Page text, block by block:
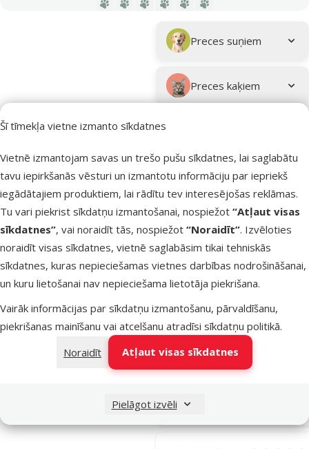
Šī tīmekļa vietne izmanto sīkdatnes
Vietnē izmantojam savas un trešo pušu sīkdatnes, lai saglabātu
tavu iepirkšanās vēsturi un izmantotu informāciju par iepriekš
iegādātajiem produktiem, lai rādītu tev interesējošas reklāmas.
Tu vari piekrist sīkdatņu izmantošanai, nospiežot “Atļaut visas
sīkdatnes”, vai noraidīt tās, nospiežot “Noraidīt”. Izvēloties
noraidīt visas sīkdatnes, vietnē saglabāsim tikai tehniskās
sīkdatnes, kuras nepieciešamas vietnes darbības nodrošināšanai,
un kuru lietošanai nav nepieciešama lietotāja piekrišana.
Vairāk informācijas par sīkdatņu izmantošanu, pārvaldīšanu,
piekrišanas mainīšanu vai atcelšanu atradīsi sīkdatņu politikā.
Noraidīt
Atļaut visas sīkdatnes
Pielāgot izvēli
Apakškategorija
Preces suņiem
Preces kaķiem
Filtrs 1
Sastāvs un garšas
Ķirbis
Kārtot pēc
Konservi
Ontario
Adult Duck
Cena
1,99 €
iesaka
Noliktavā